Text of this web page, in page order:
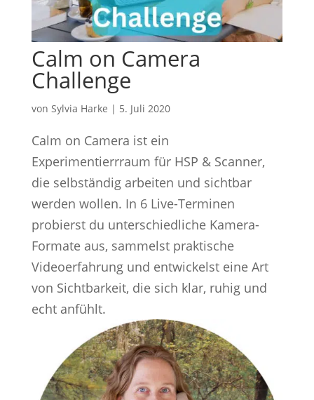
Calm on Camera
Challenge
von Sylvia Harke | 5. Juli 2020
Calm on Camera ist ein
Experimentierrraum für HSP & Scanner,
die selbständig arbeiten und sichtbar
werden wollen. In 6 Live-Terminen
probierst du unterschiedliche Kamera-
Formate aus, sammelst praktische
Videoerfahrung und entwickelst eine Art
von Sichtbarkeit, die sich klar, ruhig und
echt anfühlt.